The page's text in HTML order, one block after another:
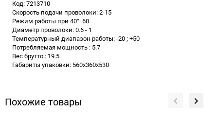
Код: 7213710
Скорость подачи проволоки: 2-15
Режим работы при 40°: 60
Диаметр проволоки: 0.6 - 1
Температурный диапазон работы: -20 ; +50
Потребляемая мощность : 5.7
Вес брутто : 19.5
Габариты упаковки: 560х360х530
Похожие товары